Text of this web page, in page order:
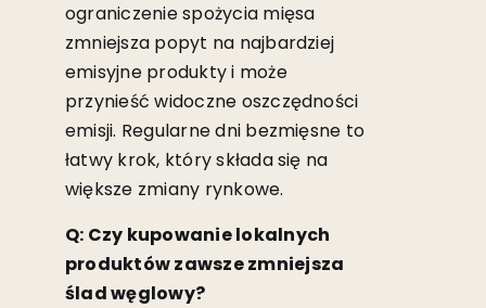
ograniczenie spożycia mięsa
zmniejsza popyt na najbardziej
emisyjne produkty i może
przynieść widoczne oszczędności
emisji. Regularne dni bezmięsne to
łatwy krok, który składa się na
większe zmiany rynkowe.
Q: Czy kupowanie lokalnych
produktów zawsze zmniejsza
ślad węglowy?